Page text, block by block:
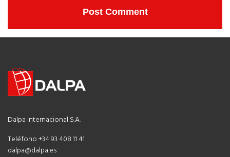
Dalpa Internacional S.A.
Teléfono +34 93 408 11 41
dalpa@dalpa.es